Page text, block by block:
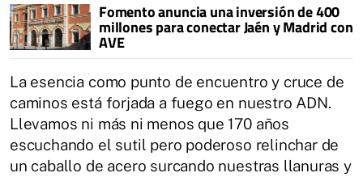
Fomento anuncia una inversión de 400
millones para conectar Jaén y Madrid con
AVE
La esencia como punto de encuentro y cruce de
caminos está forjada a fuego en nuestro ADN.
Llevamos ni más ni menos que 170 años
escuchando el sutil pero poderoso relinchar de
un caballo de acero surcando nuestras llanuras y